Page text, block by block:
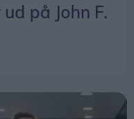
på John F.